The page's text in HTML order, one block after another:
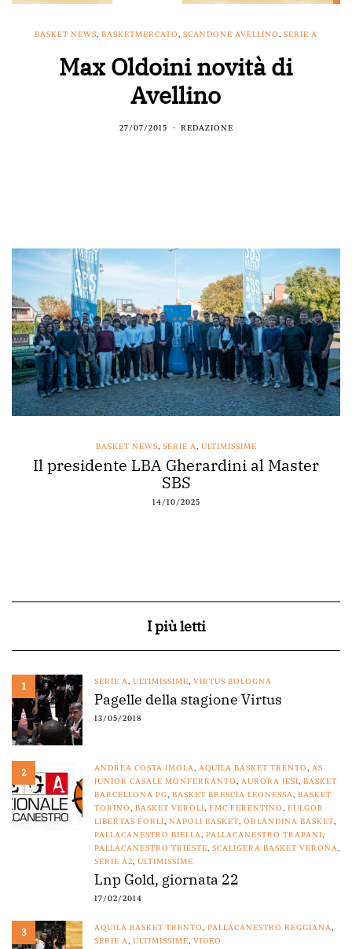
BASKET NEWS, BASKETMERCATO, SCANDONE AVELLINO, SERIE A
Max Oldoini novità di
Avellino
27/07/2015 REDAZIONE
BASKET NEWS, SERIE A, ULTIMISSIME
Il presidente LBA Gherardini al Master
SBS
14/10/2025
I più letti
1 SERIE A, ULTIMISSIME, VIRTUS BOLOGNA
Pagelle della stagione Virtus
13/05/2018
2 ANDREA COSTA IMOLA, AQUILA BASKET TRENTO, AS
JUNIOR CASALE MONFERRANTO, AURORA JESI, BASKET
BARCELLONA PG, BASKET BRESCIA LEONESSA, BASKET
TORINO, BASKET VEROLI, FMC FERENTINO, FULGOR
LIBERTAS FORLÌ, NAPOLI BASKET, ORLANDINA BASKET,
PALLACANESTRO BIELLA, PALLACANESTRO TRAPANI,
PALLACANESTRO TRIESTE, SCALIGERA BASKET VERONA,
SERIE A2, ULTIMISSIME
Lnp Gold, giornata 22
17/02/2014
3 AQUILA BASKET TRENTO, PALLACANESTRO REGGIANA,
SERIE A, ULTIMISSIME, VIDEO